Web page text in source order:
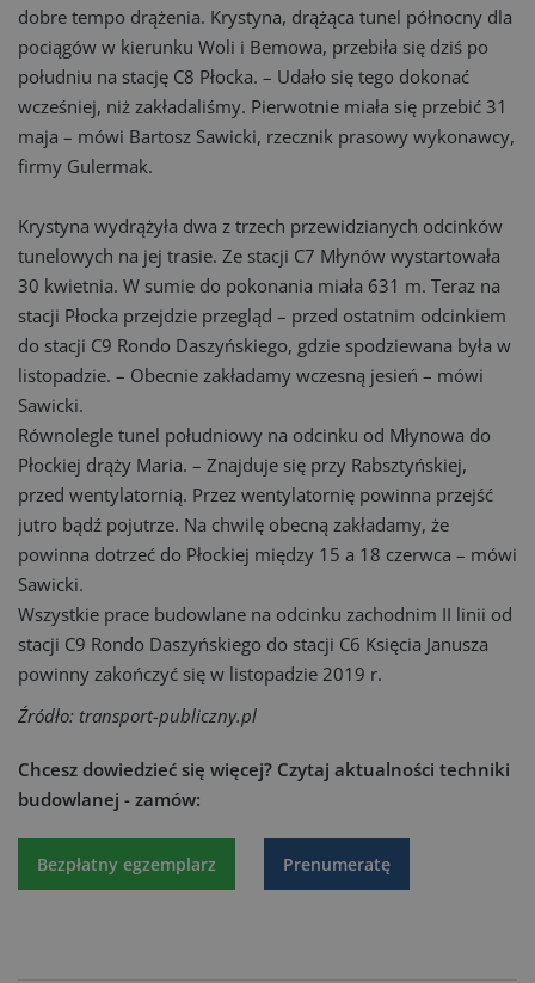
dobre tempo drążenia. Krystyna, drążąca tunel północny dla
pociągów w kierunku Woli i Bemowa, przebiła się dziś po
południu na stację C8 Płocka. – Udało się tego dokonać
wcześniej, niż zakładaliśmy. Pierwotnie miała się przebić 31
maja – mówi Bartosz Sawicki, rzecznik prasowy wykonawcy,
firmy Gulermak.
Krystyna wydrążyła dwa z trzech przewidzianych odcinków
tunelowych na jej trasie. Ze stacji C7 Młynów wystartowała
30 kwietnia. W sumie do pokonania miała 631 m. Teraz na
stacji Płocka przejdzie przegląd – przed ostatnim odcinkiem
do stacji C9 Rondo Daszyńskiego, gdzie spodziewana była w
listopadzie. – Obecnie zakładamy wczesną jesień – mówi
Sawicki.
Równolegle tunel południowy na odcinku od Młynowa do
Płockiej drąży Maria. – Znajduje się przy Rabsztyńskiej,
przed wentylatornią. Przez wentylatornię powinna przejść
jutro bądź pojutrze. Na chwilę obecną zakładamy, że
powinna dotrzeć do Płockiej między 15 a 18 czerwca – mówi
Sawicki.
Wszystkie prace budowlane na odcinku zachodnim II linii od
stacji C9 Rondo Daszyńskiego do stacji C6 Księcia Janusza
powinny zakończyć się w listopadzie 2019 r.
Źródło: transport-publiczny.pl
Chcesz dowiedzieć się więcej? Czytaj aktualności techniki
budowlanej - zamów:
Bezpłatny egzemplarz Prenumeratę